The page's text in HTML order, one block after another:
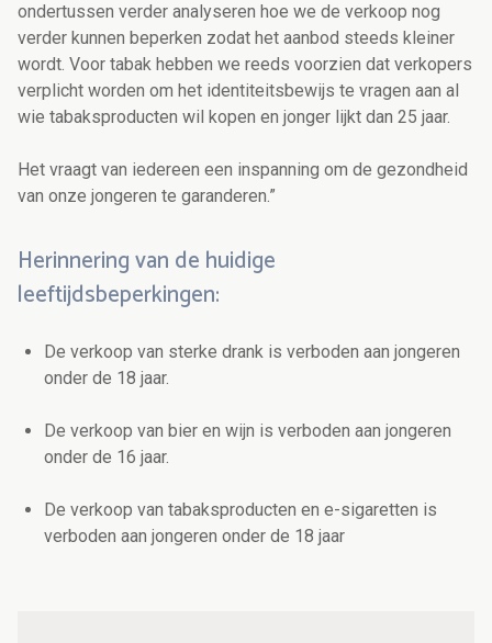
ondertussen verder analyseren hoe we de verkoop nog
verder kunnen beperken zodat het aanbod steeds kleiner
wordt. Voor tabak hebben we reeds voorzien dat verkopers
verplicht worden om het identiteitsbewijs te vragen aan al
wie tabaksproducten wil kopen en jonger lijkt dan 25 jaar.
Het vraagt van iedereen een inspanning om de gezondheid
van onze jongeren te garanderen.”
Herinnering van de huidige
leeftijdsbeperkingen:
De verkoop van sterke drank is verboden aan jongeren
onder de 18 jaar.
De verkoop van bier en wijn is verboden aan jongeren
onder de 16 jaar.
De verkoop van tabaksproducten en e-sigaretten is
verboden aan jongeren onder de 18 jaar